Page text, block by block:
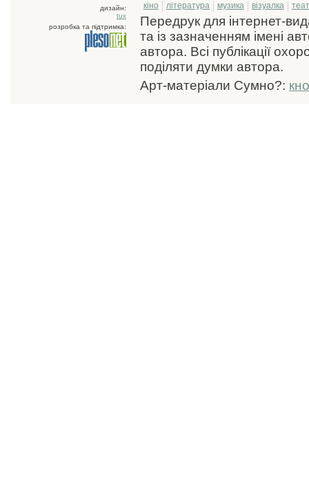
дизайн:
tux
розробка та підтримка:
кіно література музика візуалка
Передрук для інтернет-
та із зазначенням імені
автора. Всі публікації
поділяти думки автора.
Арт-матеріали Сумно?: